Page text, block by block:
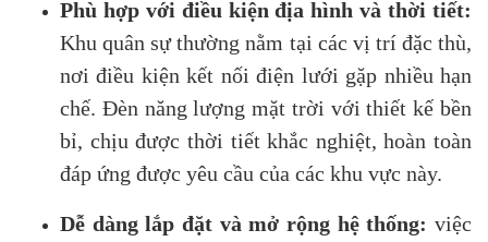
Phù hợp với điều kiện địa hình và thời tiết:
Khu quân sự thường nằm tại các vị trí đặc thù,
nơi điều kiện kết nối điện lưới gặp nhiều hạn
chế. Đèn năng lượng mặt trời với thiết kế bền
bỉ, chịu được thời tiết khắc nghiệt, hoàn toàn
đáp ứng được yêu cầu của các khu vực này.
Dễ dàng lắp đặt và mở rộng hệ thống: việc